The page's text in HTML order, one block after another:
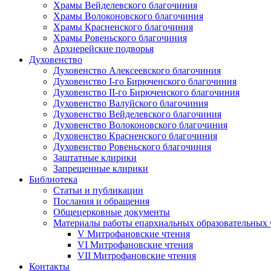
Храмы Вейделевского благочиния
Храмы Волоконовского благочиния
Храмы Красненского благочиния
Храмы Ровеньского благочиния
Архиерейские подворья
Духовенство
Духовенство Алексеевского благочиния
Духовенство I-го Бирюченского благочиния
Духовенство II-го Бирюченского благочиния
Духовенство Валуйского благочиния
Духовенство Вейделевского благочиния
Духовенство Волоконовского благочиния
Духовенство Красненского благочиния
Духовенство Ровеньского благочиния
Заштатные клирики
Запрещенные клирики
Библиотека
Статьи и публикации
Послания и обращения
Общецерковные документы
Материалы работы епархиальных образовательных
V Митрофановские чтения
VI Митрофановские чтения
VII Митрофановские чтения
Контакты